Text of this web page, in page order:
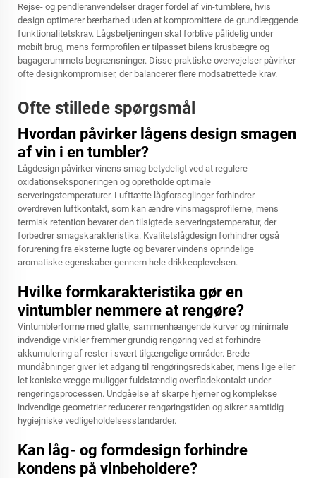
Rejse- og pendleranvendelser drager fordel af vin-tumblere, hvis
design optimerer bærbarhed uden at kompromittere de grundlæggende
funktionalitetskrav. Lågsbetjeningen skal forblive pålidelig under
mobilt brug, mens formprofilen er tilpasset bilens krusbægre og
bagagerummets begrænsninger. Disse praktiske overvejelser påvirker
ofte designkompromiser, der balancerer flere modsatrettede krav.
Ofte stillede spørgsmål
Hvordan påvirker lågens design smagen
af vin i en tumbler?
Lågdesign påvirker vinens smag betydeligt ved at regulere
oxidationseksponeringen og opretholde optimale
serveringstemperaturer. Lufttætte lågforseglinger forhindrer
overdreven luftkontakt, som kan ændre vinsmagsprofilerne, mens
termisk retention bevarer den tilsigtede serveringstemperatur, der
forbedrer smagskarakteristika. Kvalitetslågdesign forhindrer også
forurening fra eksterne lugte og bevarer vindens oprindelige
aromatiske egenskaber gennem hele drikkeoplevelsen.
Hvilke formkarakteristika gør en
vintumbler nemmere at rengøre?
Vintumblerforme med glatte, sammenhængende kurver og minimale
indvendige vinkler fremmer grundig rengøring ved at forhindre
akkumulering af rester i svært tilgængelige områder. Brede
mundåbninger giver let adgang til rengøringsredskaber, mens lige eller
let koniske vægge muliggør fuldstændig overfladekontakt under
rengøringsprocessen. Undgåelse af skarpe hjørner og komplekse
indvendige geometrier reducerer rengøringstiden og sikrer samtidig
hygiejniske vedligeholdelsesstandarder.
Kan låg- og formdesign forhindre
kondens på vinbeholdere?